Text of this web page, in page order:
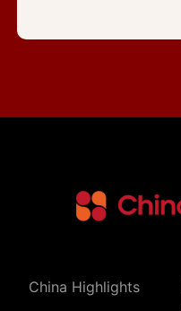
China Highlights